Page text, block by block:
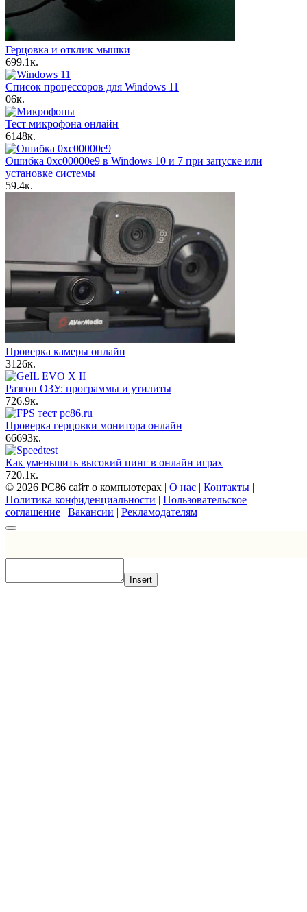
Герцовка и отклик мышки
699.1к.
Список процессоров для Windows 11
06к.
Тест микрофона онлайн
6148к.
Ошибка 0xc00000e9 в Windows 10 и 7 при запуске или
установке системы
59.4к.
Проверка камеры онлайн
3126к.
Разгон ОЗУ: программы и утилиты
726.9к.
Проверка герцовки монитора онлайн
66693к.
Как уменьшить высокий пинг в онлайн играх
720.1к.
© 2026 PC86 сайт о компьютерах | О нас | Контакты |
Политика конфиденциальности | Пользовательское
соглашение | Вакансии | Рекламодателям
Insert